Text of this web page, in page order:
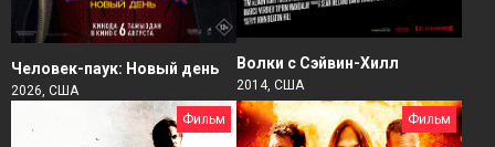
Человек-паук: Новый день
2026, США
Волки с Сэйвин-Хилл
2014, США
Фильм Фильм